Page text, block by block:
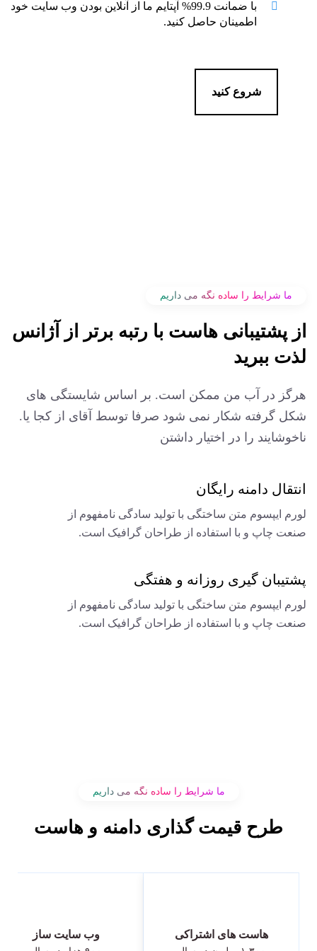
با ضمانت 99.9% آپتایم ما از آنلاین بودن وب سایت خود
اطمینان حاصل کنید.
شروع کنید
ما شرایط را ساده نگه می داریم
از پشتیبانی هاست با رتبه برتر از آژانس
لذت ببرید
هرگز در آب من ممکن است. بر اساس شایستگی های
شکل گرفته شکار نمی شود صرفا توسط آقای از کجا یا.
ناخوشایند را در اختیار داشتن
انتقال دامنه رایگان
لورم ایپسوم متن ساختگی با تولید سادگی نامفهوم از
صنعت چاپ و با استفاده از طراحان گرافیک است.
پشتیبان گیری روزانه و هفتگی
لورم ایپسوم متن ساختگی با تولید سادگی نامفهوم از
صنعت چاپ و با استفاده از طراحان گرافیک است.
ما شرایط را ساده نگه می داریم
طرح قیمت گذاری دامنه و هاست
هاست های اشتراکی وب سایت ساز